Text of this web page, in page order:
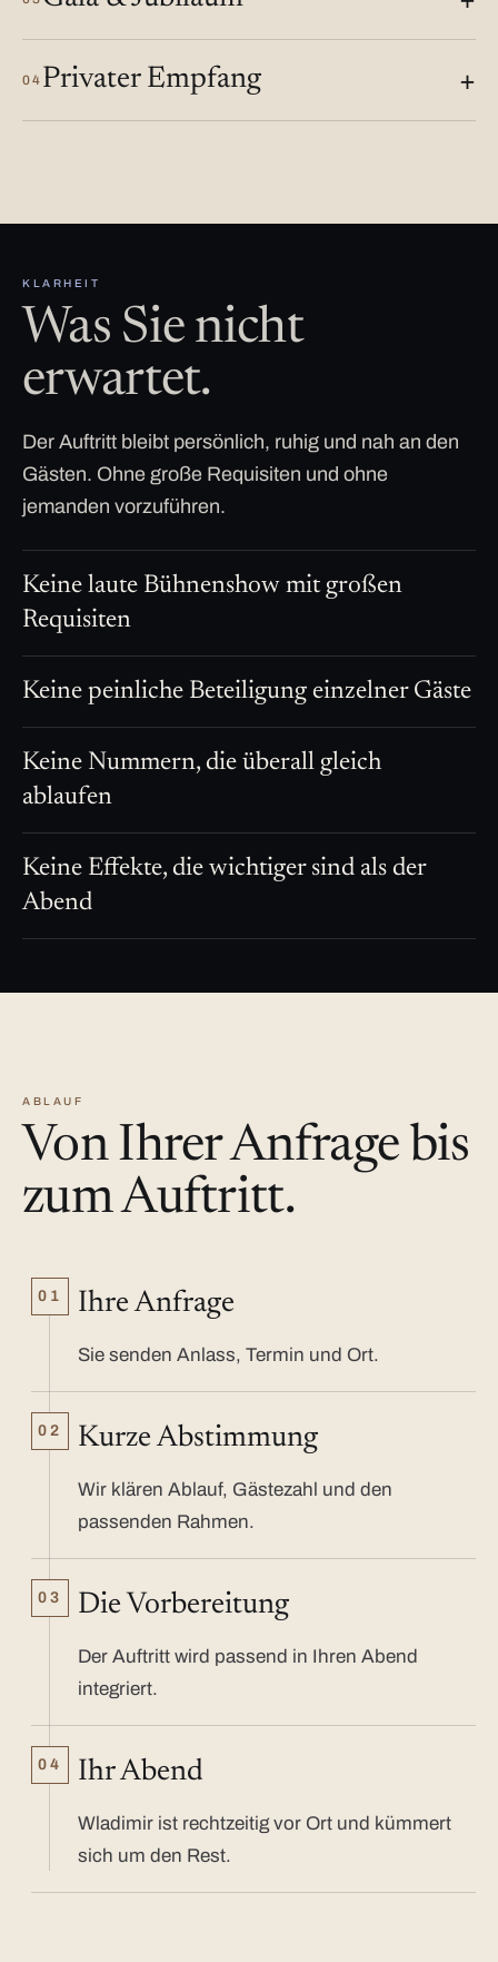
04 Privater Empfang
KLARHEIT
Was Sie nicht
erwartet.
Der Auftritt bleibt persönlich, ruhig und nah an den
Gästen. Ohne große Requisiten und ohne
jemanden vorzuführen.
Keine laute Bühnenshow mit großen
Requisiten
Keine peinliche Beteiligung einzelner Gäste
Keine Nummern, die überall gleich
ablaufen
Keine Effekte, die wichtiger sind als der
Abend
ABLAUF
Von Ihrer Anfrage bis
zum Auftritt.
01 Ihre Anfrage
Sie senden Anlass, Termin und Ort.
02 Kurze Abstimmung
Wir klären Ablauf, Gästezahl und den
passenden Rahmen.
03 Die Vorbereitung
Der Auftritt wird passend in Ihren Abend
integriert.
04 Ihr Abend
Wladimir ist rechtzeitig vor Ort und kümmert
sich um den Rest.